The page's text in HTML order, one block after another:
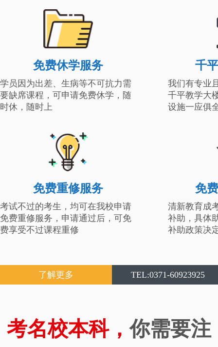
免费休学服务
学员因为出差、生病等不可抗力需
要缺席课程，可申请免费休学，随
时休，随时上
千
我们有专业
千平教学大
设施一应俱
免费重修服务
考试不过的考生，均可在我校申请
免费重修服务，申请通过后，可免
费享受不过课程重修
免
清新教育成
补助，具体
补助政策决
了解更多 TEL:0371-60923925
考名校本科，你需要注